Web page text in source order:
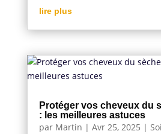
lire plus
Protéger vos cheveux du
: les meilleures astuces
par Martin | Avr 25, 2025 |